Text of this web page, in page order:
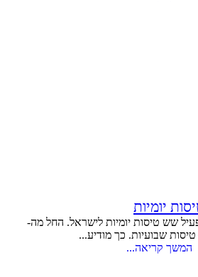
שש טיסות יומיות לישראל. החל מה-
המשך קריאה...